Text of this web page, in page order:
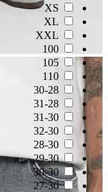
XS
XL
XXL
100
105
110
30-28
31-28
31-30
32-30
28-30
29-30
30-30
27-30